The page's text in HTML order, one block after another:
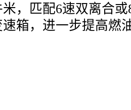
，匹配6速双离合
箱，进一步提高燃